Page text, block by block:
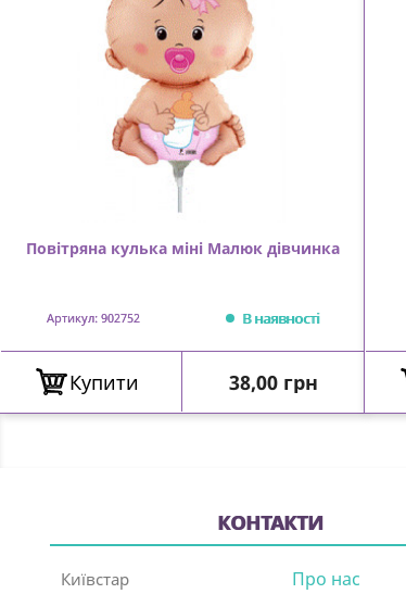
Повітряна кулька міні Малюк дівчинка
Артикул: 902752 В наявності
Купити Ціна
38,00 грн
КОНТАКТИ
Київстар
Про нас